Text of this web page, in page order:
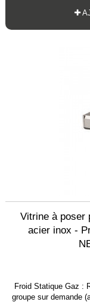
Vitrine à poser
acier inox -
Froid Statique Gaz :
groupe sur demande